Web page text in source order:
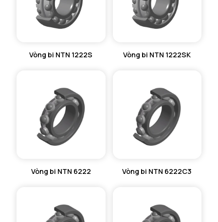
VÒNG BI LĂN TRỤ ĐẨY NTN
GỐI ĐỠ 2 NỬA NTN
MÁY GIA NHIỆT NTN
Vòng bi NTN 1222S Vòng bi NTN 1222SK
Vòng bi NTN 6222 Vòng bi NTN 6222C3